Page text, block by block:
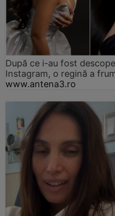
După ce i-au fost
Instagram, o regină a
www.antena3.ro